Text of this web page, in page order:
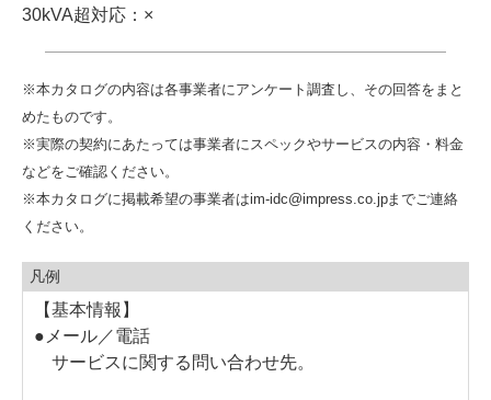
30kVA超対応：×
※本カタログの内容は各事業者にアンケート調査し、その回答をまと
めたものです。
※実際の契約にあたっては事業者にスペックやサービスの内容・料金
などをご確認ください。
※本カタログに掲載希望の事業者はim-idc@impress.co.jpまでご連絡
ください。
凡例
【基本情報】
●メール／電話
サービスに関する問い合わせ先。